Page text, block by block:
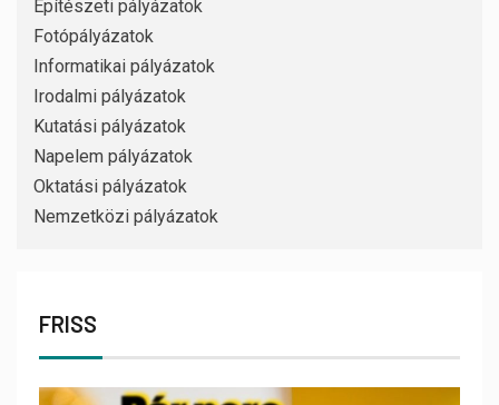
Építészeti pályázatok
Fotópályázatok
Informatikai pályázatok
Irodalmi pályázatok
Kutatási pályázatok
Napelem pályázatok
Oktatási pályázatok
Nemzetközi pályázatok
FRISS